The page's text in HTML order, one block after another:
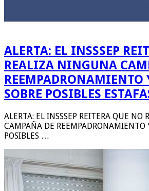
ALERTA: EL INSSSEP
REALIZA NINGUNA
REEMPADRONAMIENTO
SOBRE POSIBLES
ALERTA: EL INSSSEP REITERA QUE
CAMPAÑA DE REEMPADRONAMIENTO
POSIBLES …